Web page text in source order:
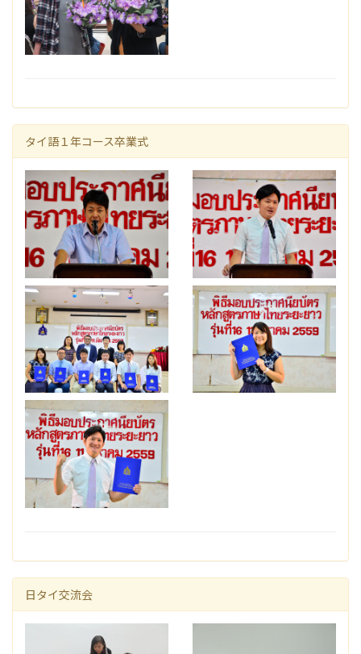
タイ語１年コース卒業式
日タイ交流会